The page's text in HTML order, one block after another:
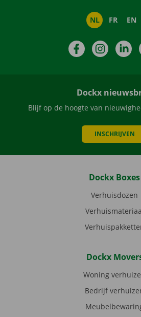
NL FR EN
Facebook
Dockx
Blijf op de hoogte van
INSCHRIJVEN
Dockx Boxes
Verhuisdozen
Dockx
Woning
Bedrijf